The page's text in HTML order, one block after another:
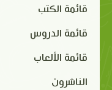
قائمة الكتب
قائمة الدروس
قائمة الألعاب
الناشرون